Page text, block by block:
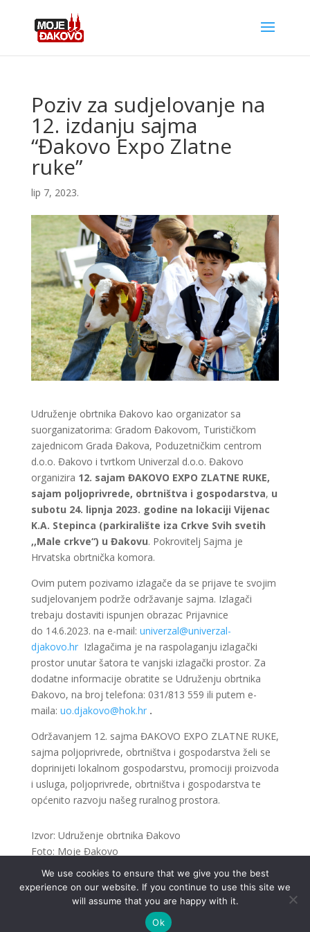
Poziv za sudjelovanje na
12. izdanju sajma
“Đakovo Expo Zlatne
ruke”
lip 7, 2023.
Udruženje obrtnika Đakovo kao organizator sa
suorganizatorima: Gradom Đakovom, Turističkom
zajednicom Grada Đakova, Poduzetničkim centrom
d.o.o. Đakovo i tvrtkom Univerzal d.o.o. Đakovo
organizira 12. sajam ĐAKOVO EXPO ZLATNE RUKE,
sajam poljoprivrede, obrtništva i gospodarstva, u
subotu 24. lipnja 2023. godine na lokaciji Vijenac
K.A. Stepinca (parkiralište iza Crkve Svih svetih
,,Male crkve“) u Đakovu. Pokrovitelj Sajma je
Hrvatska obrtnička komora.
Ovim putem pozivamo izlagače da se prijave te svojim
sudjelovanjem podrže održavanje sajma. Izlagači
trebaju dostaviti ispunjen obrazac Prijavnice
do 14.6.2023. na e-mail: univerzal@univerzal-
djakovo.hrIzlagačima je na raspolaganju izlagački
prostor unutar šatora te vanjski izlagački prostor. Za
dodatne informacije obratite se Udruženju obrtnika
Đakovo, na broj telefona: 031/813 559 ili putem e-
maila: uo.djakovo@hok.hr .
Održavanjem 12. sajma ĐAKOVO EXPO ZLATNE RUKE,
sajma poljoprivrede, obrtništva i gospodarstva želi se
doprinijeti lokalnom gospodarstvu, promociji proizvoda
i usluga, poljoprivrede, obrtništva i gospodarstva te
općenito razvoju našeg ruralnog prostora.
Izvor: Udruženje obrtnika Đakovo
Foto: Moje Đakovo
.
We use cookies to ensure that we give you the best
experience on our website. If you continue to use this site we
will assume that you are happy with it.
Ok